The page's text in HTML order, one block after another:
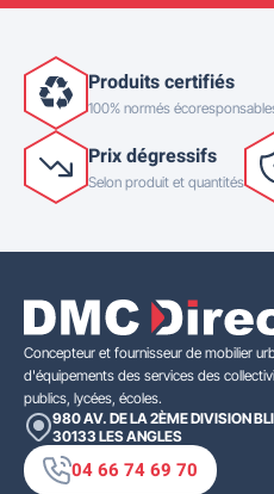
Produits certifiés
100% normés
Prix dégressifs
Selon produit et quantités
Concepteur et fournisseur de mobilier
d'équipements des services des
publics, lycées, écoles.
980 AV. DE LA 2ÈME DIVISION
30133 LES ANGLES
04 66 74 69 70